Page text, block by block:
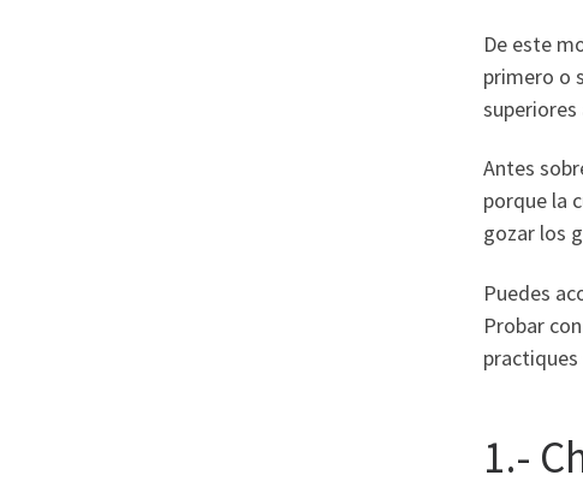
De este
primero o
superiores
Antes
porque la
gozar los
Puedes
Probar
1.-